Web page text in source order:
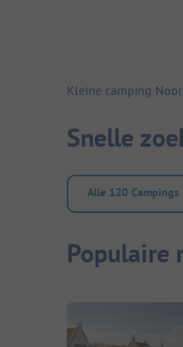
Kleine camping
Snelle
Alle 120 Campings
Populaire